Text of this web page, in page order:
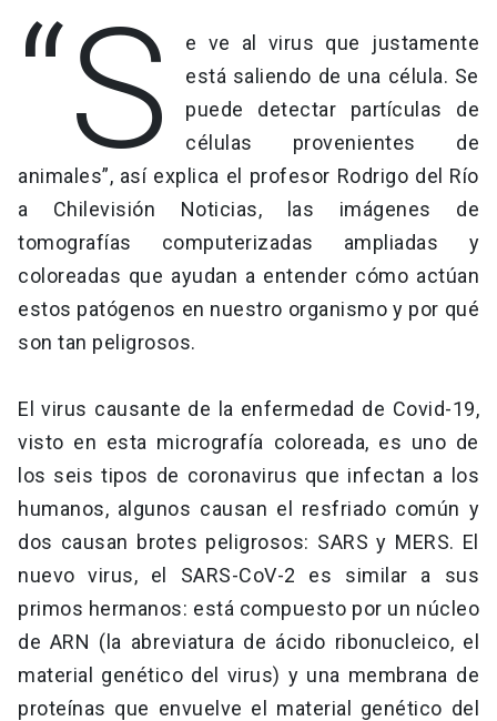
“S
e ve al virus que justamente
está saliendo de una célula. Se
puede detectar partículas de
células provenientes de
animales”, así explica el profesor Rodrigo del Río
a Chilevisión Noticias, las imágenes de
tomografías computerizadas ampliadas y
coloreadas que ayudan a entender cómo actúan
estos patógenos en nuestro organismo y por qué
son tan peligrosos.
El virus causante de la enfermedad de Covid-19,
visto en esta micrografía coloreada, es uno de
los seis tipos de coronavirus que infectan a los
humanos, algunos causan el resfriado común y
dos causan brotes peligrosos: SARS y MERS. El
nuevo virus, el SARS-CoV-2 es similar a sus
primos hermanos: está compuesto por un núcleo
de ARN (la abreviatura de ácido ribonucleico, el
material genético del virus) y una membrana de
proteínas que envuelve el material genético del